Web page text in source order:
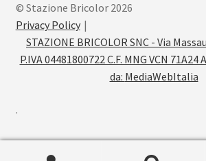
© Stazione Bricolor 2026
Privacy Policy
STAZIONE BRICOLOR SNC - Via
P.IVA 04481800722 C.F. MNG VCN
da: MediaWebItalia
.